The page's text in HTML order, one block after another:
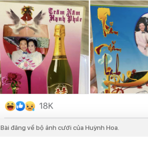
Bài đăng về bộ ảnh cưới của Huỳnh Hoa.